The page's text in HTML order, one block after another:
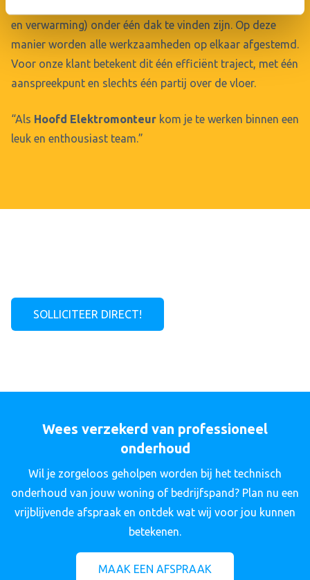
en verwarming) onder één dak te vinden zijn. Op deze
manier worden alle werkzaamheden op elkaar afgestemd.
Voor onze klant betekent dit één efficiënt traject, met één
aanspreekpunt en slechts één partij over de vloer.
“Als Hoofd Elektromonteur kom je te werken binnen een
leuk en enthousiast team.”
SOLLICITEER DIRECT!
Wees verzekerd van professioneel
onderhoud
Wil je zorgeloos geholpen worden bij het technisch
onderhoud van jouw woning of bedrijfspand? Plan nu een
vrijblijvende afspraak en ontdek wat wij voor jou kunnen
betekenen.
MAAK EEN AFSPRAAK